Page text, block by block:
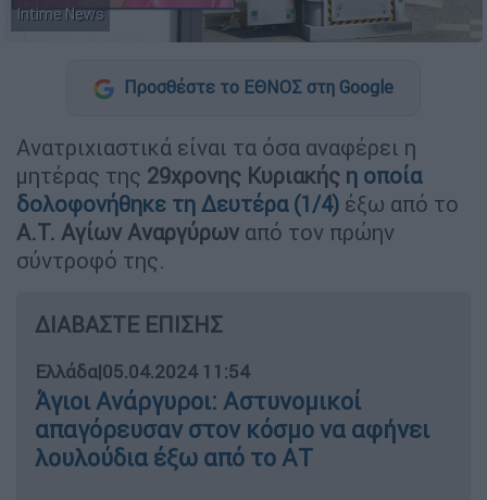
Intime News
Προσθέστε το ΕΘΝΟΣ στη Google
Ανατριχιαστικά είναι τα όσα αναφέρει η
μητέρας της 29χρονης Κυριακής η οποία
δολοφονήθηκε τη Δευτέρα (1/4) έξω από το
Α.Τ. Αγίων Αναργύρων από τον πρώην
σύντροφό της.
ΔΙΑΒΑΣΤΕ ΕΠΙΣΗΣ
Ελλάδα|05.04.2024 11:54
Άγιοι Ανάργυροι: Αστυνομικοί
απαγόρευσαν στον κόσμο να αφήνει
λουλούδια έξω από το ΑΤ